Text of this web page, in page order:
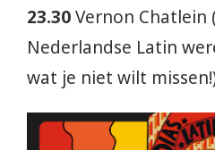
23.30Vernon Chatlein
Nederlandse Latin
wat je niet wilt